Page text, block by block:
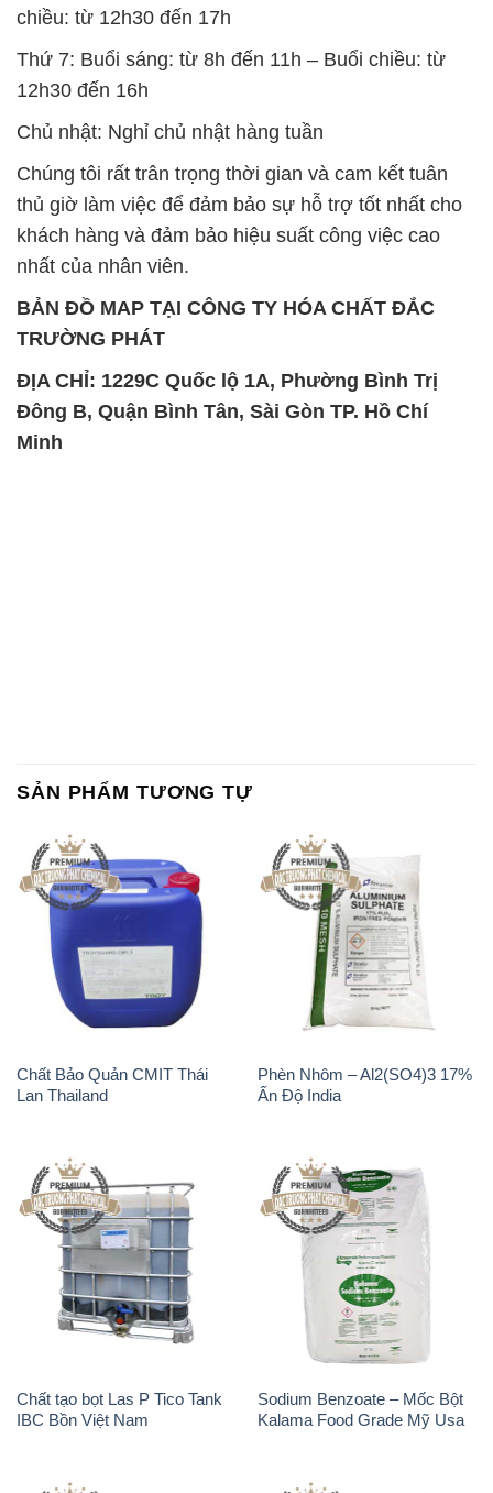
thủ giờ làm việc để đảm bảo sự hỗ trợ tốt nhất cho
khách hàng và đảm bảo hiệu suất công việc cao
nhất của nhân viên.
BẢN ĐỒ MAP TẠI CÔNG TY HÓA CHẤT ĐẮC
TRƯỜNG PHÁT
ĐỊA CHỈ: 1229C Quốc lộ 1A, Phường Bình Trị
Đông B, Quận Bình Tân, Sài Gòn TP. Hồ Chí
Minh
Chất Bảo Quản CMIT Thái
Lan Thailand
Phèn Nhôm – Al2(SO4)3 17%
Ấn Độ India
Chất tạo bọt Las P Tico Tank
IBC Bồn Việt Nam
Sodium Benzoate – Mốc Bột
Kalama Food Grade Mỹ Usa